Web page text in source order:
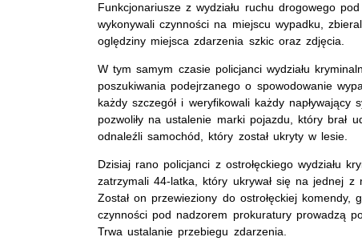
Funkcjonariusze z wydziału ruchu drogowego
wykonywali czynności na miejscu wypadku,
oględziny miejsca zdarzenia szkic oraz zdjęcia.
W tym samym czasie policjanci wydziału
poszukiwania podejrzanego o spowodowanie
każdy szczegół i weryfikowali każdy napływający
pozwoliły na ustalenie marki pojazdu, który brał
odnaleźli samochód, który został ukryty w lesie.
Dzisiaj rano policjanci z ostrołęckiego wydziału
zatrzymali 44-latka, który ukrywał się na jednej z
Został on przewieziony do ostrołęckiej
czynności pod nadzorem prokuratury prowadzą
Trwa ustalanie przebiegu zdarzenia.